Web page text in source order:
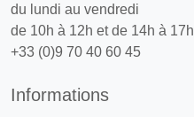
du lundi au vendredi
de 10h à 12h et de 14h à 17h
+33 (0)9 70 40 60 45
Informations